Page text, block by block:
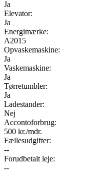
Ja
Elevator:
Ja
Energimærke:
A2015
Opvaskemaskine:
Ja
Vaskemaskine:
Ja
Tørretumbler:
Ja
Ladestander:
Nej
Accontoforbrug:
500 kr./mdr.
Fællesudgifter:
--
Forudbetalt leje:
--